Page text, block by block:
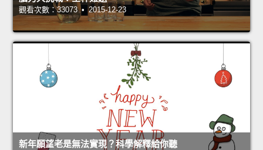
觀看次數：33073 • 2015-12-23
新年願望老是無法實現？科學解釋給你聽